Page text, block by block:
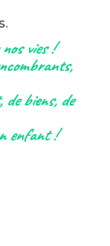
vies !
biens, de
enfant !